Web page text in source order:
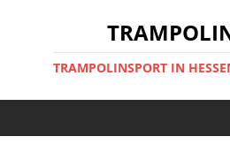
TRAMPOLINSPORT IN